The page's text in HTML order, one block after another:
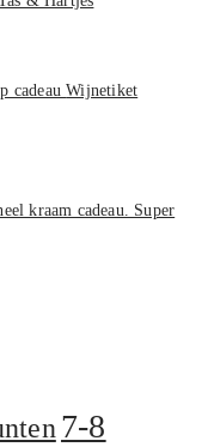
Wijnetiket
7-8